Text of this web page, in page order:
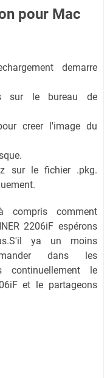
pour Mac
demarre
sur le bureau de
creer l'image du
sur le fichier .pkg.
compris comment
2206iF espérons
ya un moins
dans les
continuellement le
et le partageons